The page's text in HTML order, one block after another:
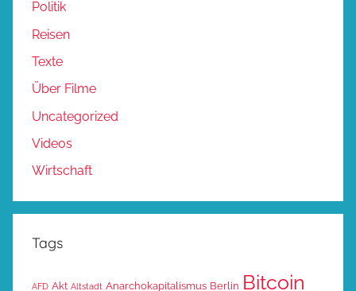
Politik
Reisen
Texte
Über Filme
Uncategorized
Videos
Wirtschaft
Tags
AFD Akt Altstadt Anarchokapitalismus Berlin Bitcoin